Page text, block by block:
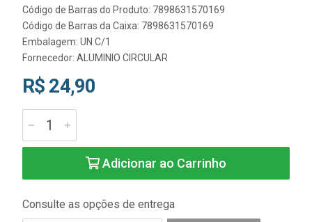
Código de Barras do Produto: 7898631570169
Código de Barras da Caixa: 7898631570169
Embalagem: UN C/1
Fornecedor: ALUMINIO CIRCULAR
R$ 24,90
Adicionar ao Carrinho
Consulte as opções de entrega